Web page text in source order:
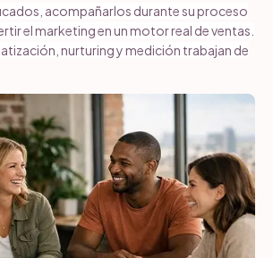
acompañarlos durante su proceso
el marketing en un motor real de ventas.
nurturing y medición trabajan de